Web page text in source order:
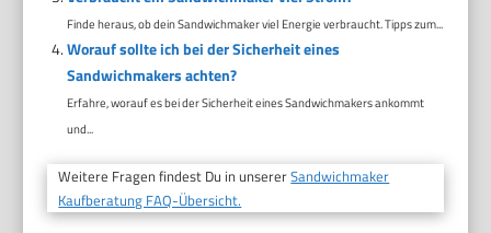
Finde heraus, ob dein Sandwichmaker viel Energie verbraucht. Tipps zum...
Worauf sollte ich bei der Sicherheit eines
Sandwichmakers achten?
Erfahre, worauf es bei der Sicherheit eines Sandwichmakers ankommt
und...
Weitere Fragen findest Du in unsererSandwichmaker
Kaufberatung FAQ-Übersicht.